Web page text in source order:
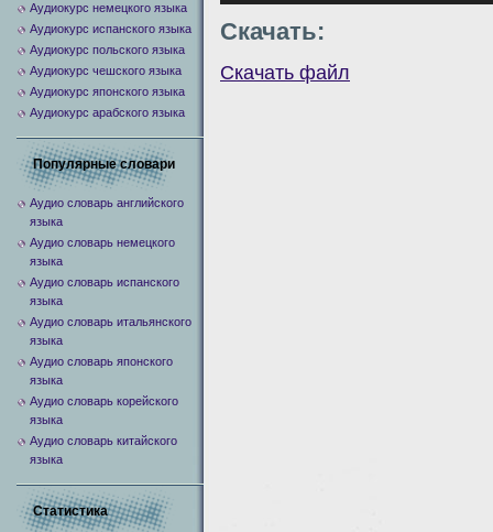
Скачать:
Скачать файл
Аудиокурс немецкого языка
Аудиокурс испанского языка
Аудиокурс польского языка
Аудиокурс чешского языка
Аудиокурс японского языка
Аудиокурс арабского языка
Популярные словари
Аудио словарь английского
языка
Аудио словарь немецкого
языка
Аудио словарь испанского
языка
Аудио словарь итальянского
языка
Аудио словарь японского
языка
Аудио словарь корейского
языка
Аудио словарь китайского
языка
Статистика